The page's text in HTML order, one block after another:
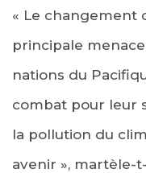
« Le changement
principale
nations du
combat pour leur
la pollution du
avenir », martèle-